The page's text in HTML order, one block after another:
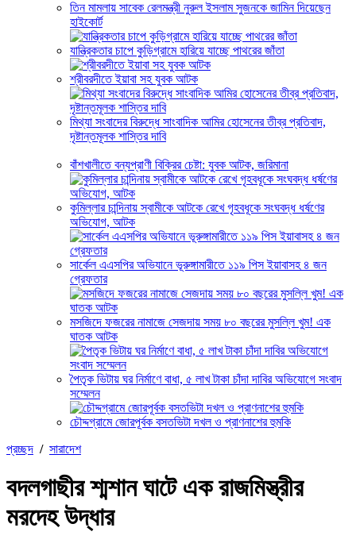
তিন মামলায় সাবেক রেলমন্ত্রী নুরুল ইসলাম সুজনকে জামিন দিয়েছেন
হাইকোর্ট
যান্ত্রিকতার চাপে কুড়িগ্রামে হারিয়ে যাচ্ছে পাথরের জাঁতা
শ্রীবরদীতে ইয়াবা সহ যুবক আটক
মিথ্যা সংবাদের বিরুদ্ধে সাংবাদিক আমির হোসেনের তীব্র প্রতিবাদ,
দৃষ্টান্তমূলক শাস্তির দাবি
বাঁশখালীতে বন্যপ্রাণী বিক্রির চেষ্টা: যুবক আটক, জরিমানা
কুমিল্লার চান্দিনায় স্বামীকে আটকে রেখে গৃহবধূকে সংঘবদ্ধ ধর্ষণের
অভিযোগ, আটক
সার্কেল এএসপির অভিযানে ভূরুঙ্গামারীতে ১১৯ পিস ইয়াবাসহ ৪ জন
গ্রেফতার
মসজিদে ফজরের নামাজে সেজদায় সময় ৮০ বছরের মুসল্লি খুম! এক
ঘাতক আটক
পৈতৃক ভিটায় ঘর নির্মাণে বাধা, ৫ লাখ টাকা চাঁদা দাবির অভিযোগে সংবাদ
সম্মেলন
চৌদ্দগ্রামে জোরপূর্বক বসতভিটা দখল ও প্রাণনাশের হুমকি
প্রচ্ছদ / সারাদেশ
বদলগাছীর শ্মশান ঘাটে এক রাজমিস্ত্রীর
মরদেহ উদ্ধার